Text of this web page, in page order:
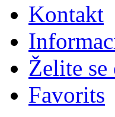
Kontakt
Želite
Favorits